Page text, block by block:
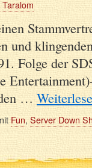
und
Folge der
…
Fun, Server Down